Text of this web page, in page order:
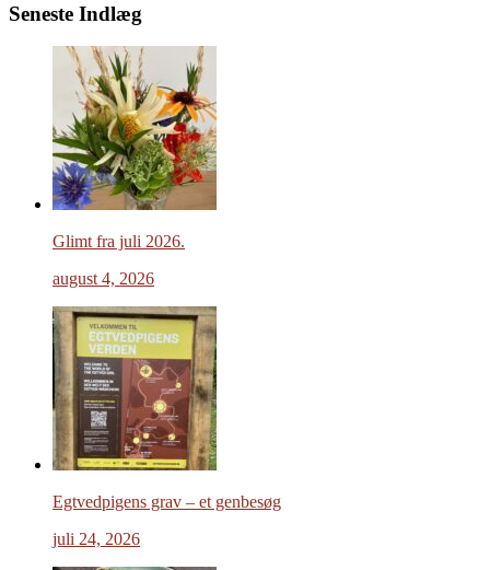
Seneste Indlæg
Glimt fra juli 2026.
august 4, 2026
Egtvedpigens grav – et genbesøg
juli 24, 2026